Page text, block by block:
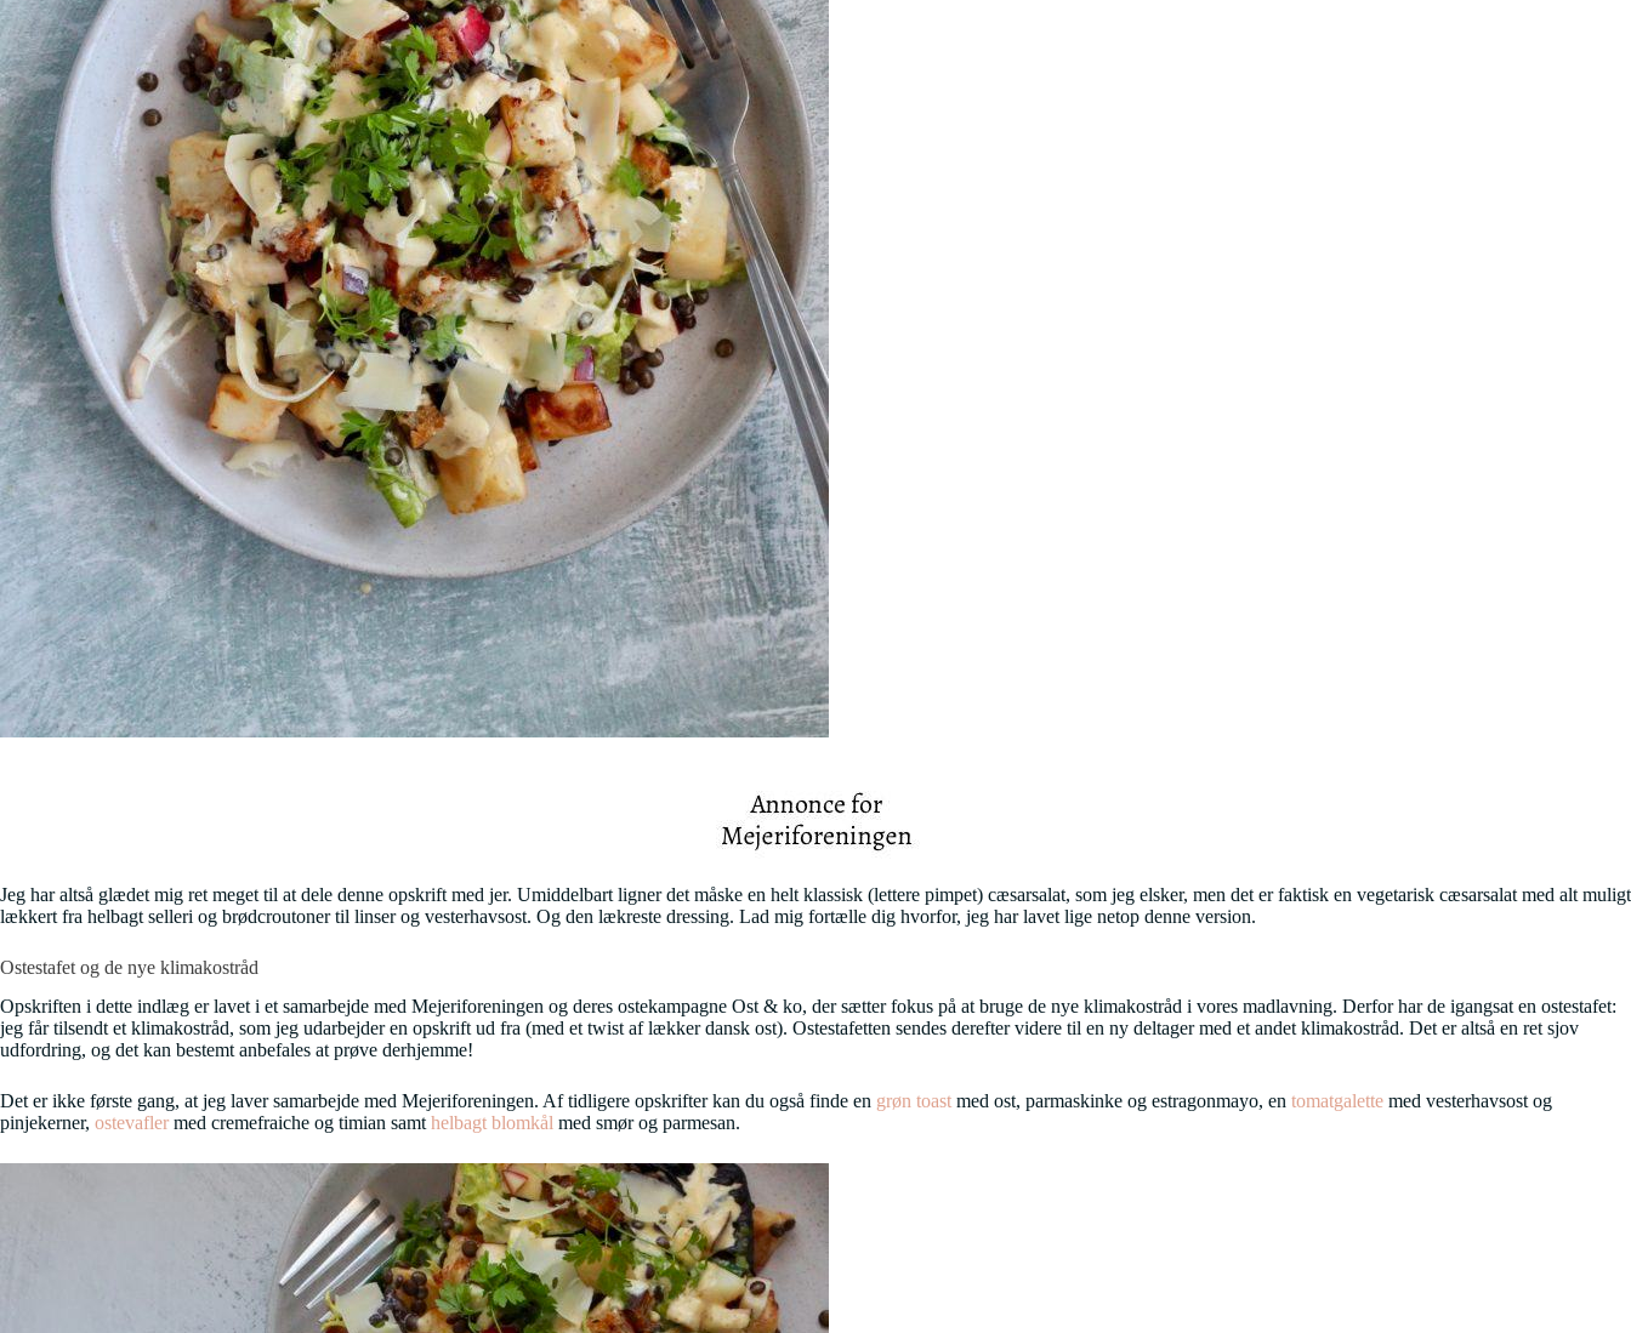
Jeg har altså glædet mig ret meget til at dele denne opskrift med jer. Umiddelbart ligner det måske en helt klassisk (lettere pimpet) cæsarsalat, som jeg elsker, men det er faktisk en vegetarisk cæsarsalat med alt muligt
lækkert fra helbagt selleri og brødcroutoner til linser og vesterhavsost. Og den lækreste dressing. Lad mig fortælle dig hvorfor, jeg har lavet lige netop denne version.
Ostestafet og de nye klimakostråd
Opskriften i dette indlæg er lavet i et samarbejde med Mejeriforeningen og deres ostekampagne Ost & ko, der sætter fokus på at bruge de nye klimakostråd i vores madlavning. Derfor har de igangsat en ostestafet:
jeg får tilsendt et klimakostråd, som jeg udarbejder en opskrift ud fra (med et twist af lækker dansk ost). Ostestafetten sendes derefter videre til en ny deltager med et andet klimakostråd. Det er altså en ret sjov
udfordring, og det kan bestemt anbefales at prøve derhjemme!
Det er ikke første gang, at jeg laver samarbejde med Mejeriforeningen. Af tidligere opskrifter kan du også finde en grøn toast med ost, parmaskinke og estragonmayo, en tomatgalette med vesterhavsost og
pinjekerner, ostevafler med cremefraiche og timian samt helbagt blomkål med smør og parmesan.